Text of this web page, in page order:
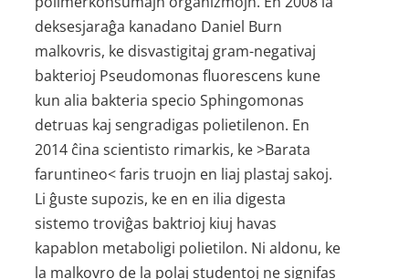
deksesjaraĝa kanadano Daniel Burn
malkovris, ke disvastigitaj gram-negativaj
bakterioj Pseudomonas fluorescens kune
kun alia bakteria specio Sphingomonas
detruas kaj sengradigas polietilenon. En
2014 ĉina scientisto rimarkis, ke >Barata
faruntineo< faris truojn en liaj plastaj sakoj.
Li ĝuste supozis, ke en en ilia digesta
sistemo troviĝas baktrioj kiuj havas
kapablon metaboligi polietilon. Ni aldonu, ke
la malkovro de la polaj studentoj ne signifas